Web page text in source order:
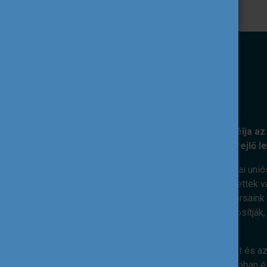
A Tempus Közalapítvány kiemelt célja
nemzetközi együttműködéseiben rejlő
Ennek érdekében feladatunk az európai
szakpolitikai célok mentén. Elkötelezettek
megvalósításáért dolgoznak.
kiterjedt nemzetközi kapcsolatai
Hiszünk abban, hogy az ifjúsági terület